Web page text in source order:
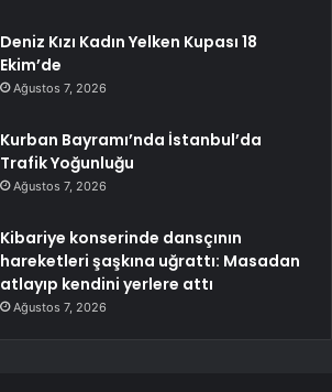
Deniz Kızı Kadın Yelken Kupası 18
Ekim’de
Ağustos 7, 2026
Kurban Bayramı’nda İstanbul’da
Trafik Yoğunluğu
Ağustos 7, 2026
Kibariye konserinde dansçının
hareketleri şaşkına uğrattı: Masadan
atlayıp kendini yerlere attı
Ağustos 7, 2026